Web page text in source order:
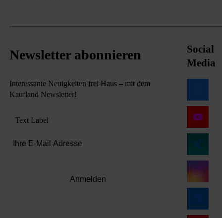
Newsletter abonnieren
Interessante Neuigkeiten frei Haus – mit dem
Kaufland Newsletter!
Text Label
Anmelden
Social
Media